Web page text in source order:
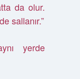
da olur.
sallanır.”
yerde